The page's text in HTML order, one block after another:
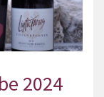
2024